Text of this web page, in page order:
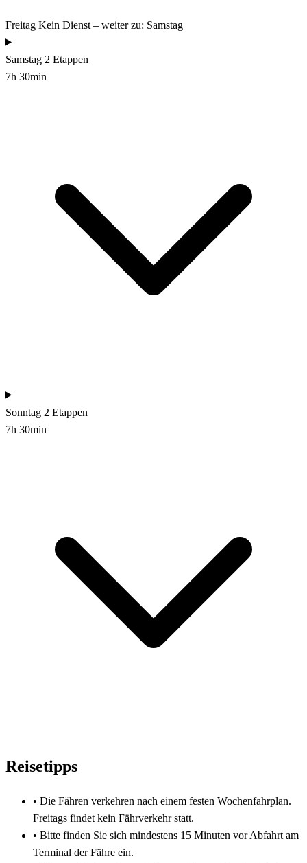
Freitag Kein Dienst – weiter zu: Samstag
Samstag 2 Etappen
7h 30min
Sonntag 2 Etappen
7h 30min
Reisetipps
• Die Fähren verkehren nach einem festen Wochenfahrplan.
Freitags findet kein Fährverkehr statt.
• Bitte finden Sie sich mindestens 15 Minuten vor Abfahrt am
Terminal der Fähre ein.